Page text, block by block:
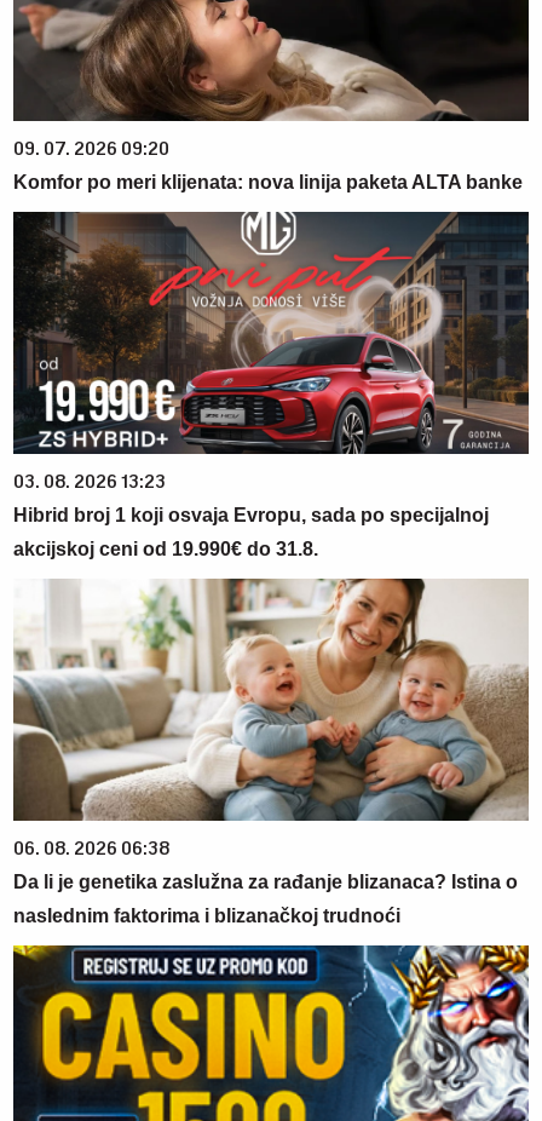
09. 07. 2026 09:20
Komfor po meri klijenata: nova linija paketa ALTA banke
03. 08. 2026 13:23
Hibrid broj 1 koji osvaja Evropu, sada po specijalnoj
akcijskoj ceni od 19.990€ do 31.8.
06. 08. 2026 06:38
Da li je genetika zaslužna za rađanje blizanaca? Istina o
naslednim faktorima i blizanačkoj trudnoći